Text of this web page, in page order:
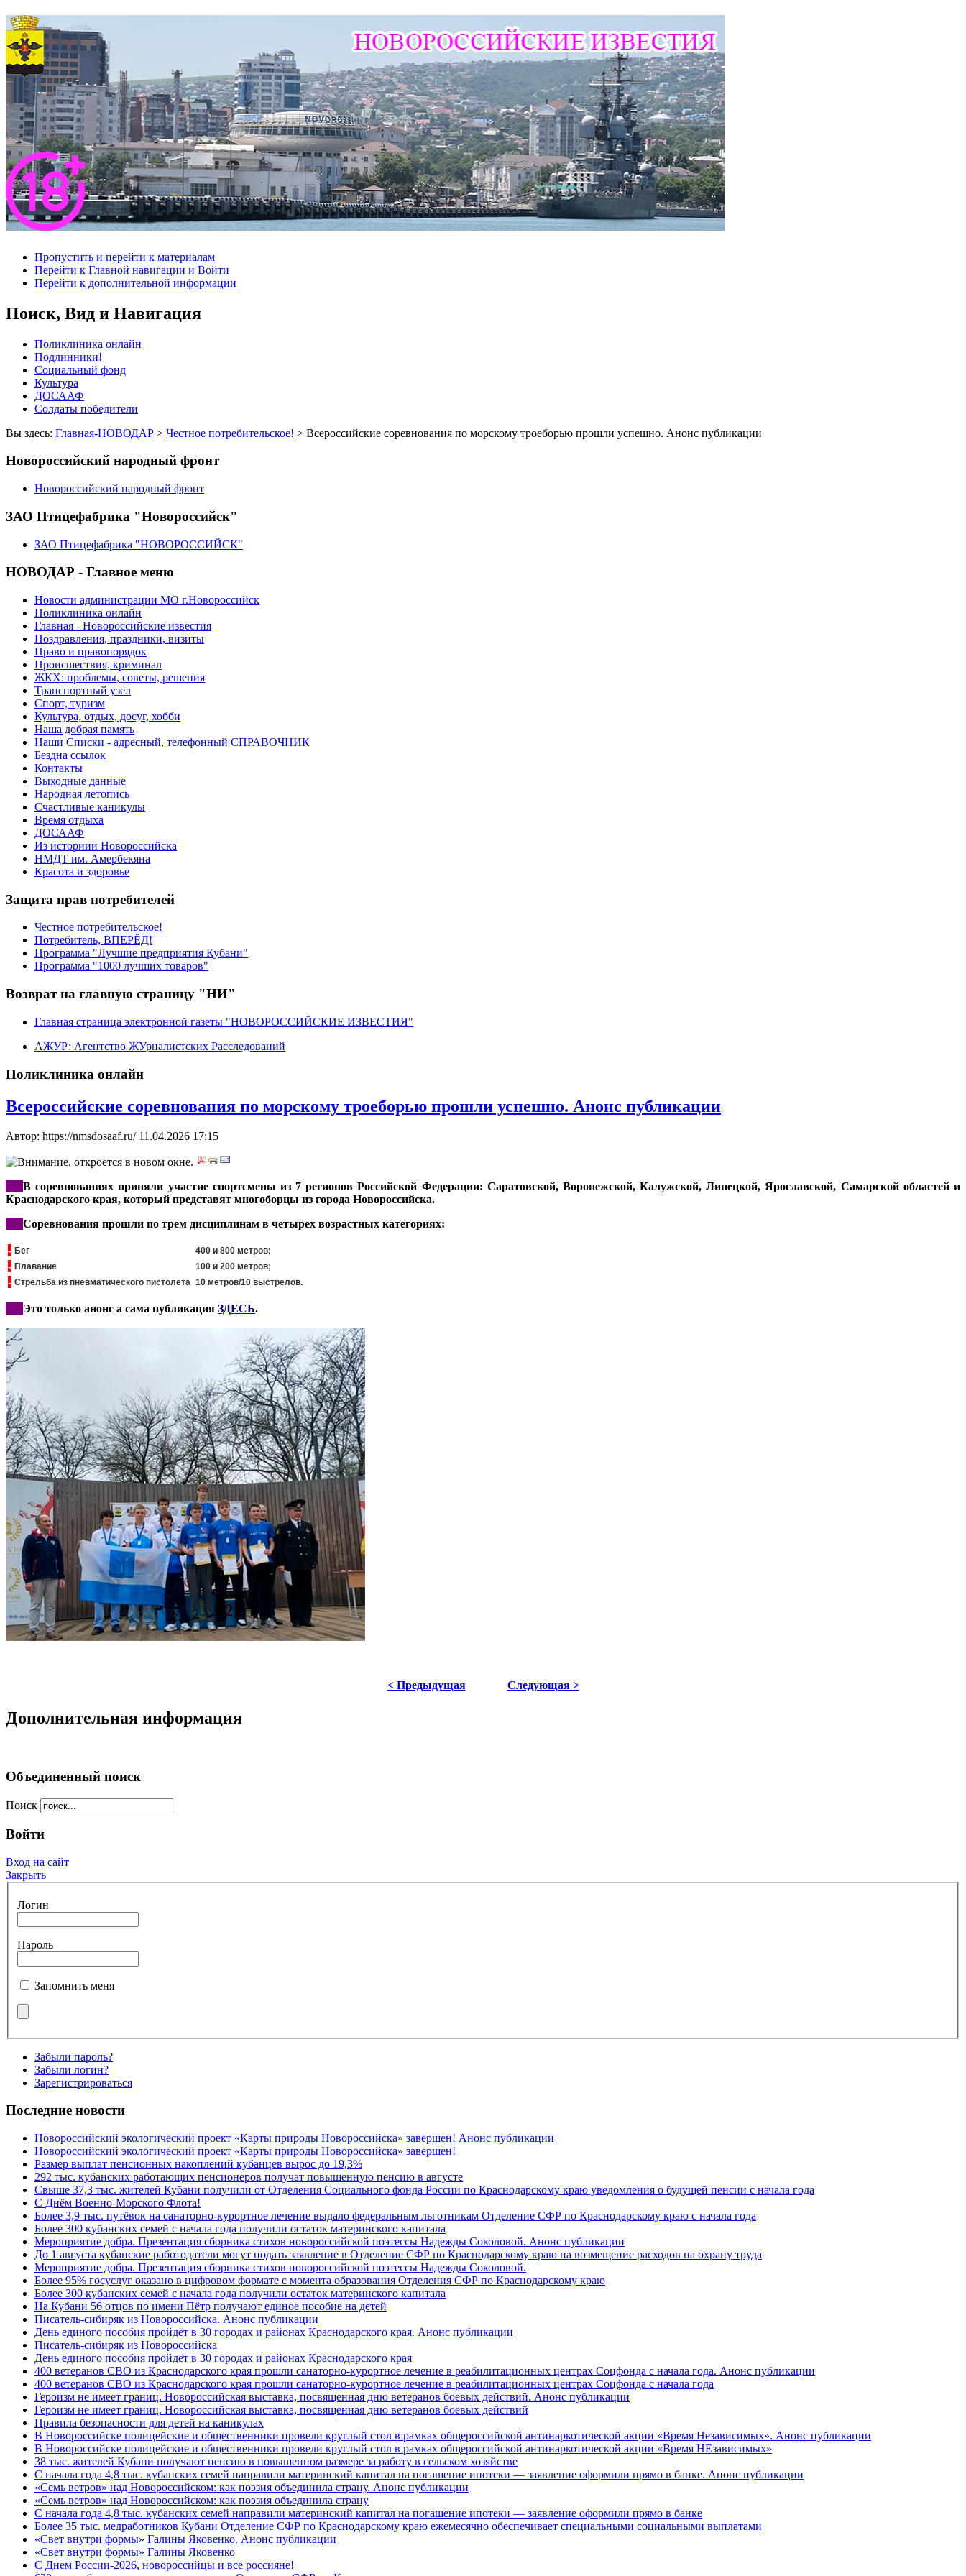
Пропустить и перейти к материалам
Перейти к Главной навигации и Войти
Перейти к дополнительной информации
Поиск, Вид и Навигация
Поликлиника онлайн
Подлинники!
Социальный фонд
Культура
ДОСААФ
Солдаты победители
Вы здесь: Главная-НОВОДАР > Честное потребительское! > Всероссийские соревнования по морскому троеборью прошли успешно. Анонс публикации
Новороссийский народный фронт
Новороссийский народный фронт
ЗАО Птицефабрика "Новороссийск"
ЗАО Птицефабрика "НОВОРОССИЙСК"
НОВОДАР - Главное меню
Новости администрации МО г.Новороссийск
Поликлиника онлайн
Главная - Новороссийские известия
Поздравления, праздники, визиты
Право и правопорядок
Происшествия, криминал
ЖКХ: проблемы, советы, решения
Транспортный узел
Спорт, туризм
Культура, отдых, досуг, хобби
Наша добрая память
Наши Списки - адресный, телефонный СПРАВОЧНИК
Бездна ссылок
Контакты
Выходные данные
Народная летопись
Счастливые каникулы
Время отдыха
ДОСААФ
Из историии Новороссийска
НМДТ им. Амербекяна
Красота и здоровье
Защита прав потребителей
Честное потребительское!
Потребитель, ВПЕРЁД!
Программа "Лучшие предприятия Кубани"
Программа "1000 лучших товаров"
Возврат на главную страницу "НИ"
Главная страница электронной газеты "НОВОРОССИЙСКИЕ ИЗВЕСТИЯ"
АЖУР: Агентство ЖУрналистских Расследований
Поликлиника онлайн
Всероссийские соревнования по морскому троеборью прошли успешно. Анонс публикации
Автор: https://nmsdosaaf.ru/ 11.04.2026 17:15
В соревнованиях приняли участие спортсмены из 7 регионов Российской Федерации: Саратовской, Воронежской, Калужской, Липецкой, Ярославской, Самарской областей и
Краснодарского края, который представят многоборцы из города Новороссийска.
Соревнования прошли по трем дисциплинам в четырех возрастных категориях:
- Бег 400 и 800 метров;
- Плавание 100 и 200 метров;
- Стрельба из пневматического пистолета 10 метров/10 выстрелов.
Это только анонс а сама публикация ЗДЕСЬ.
< Предыдущая Следующая >
Дополнительная информация
Объединенный поиск
Поиск
Войти
Вход на сайт
Закрыть
Логин
Пароль
Запомнить меня
Забыли пароль?
Забыли логин?
Зарегистрироваться
Последние новости
Новороссийский экологический проект «Карты природы Новороссийска» завершен! Анонс публикации
Новороссийский экологический проект «Карты природы Новороссийска» завершен!
Размер выплат пенсионных накоплений кубанцев вырос до 19,3%
292 тыс. кубанских работающих пенсионеров получат повышенную пенсию в августе
Свыше 37,3 тыс. жителей Кубани получили от Отделения Социального фонда России по Краснодарскому краю уведомления о будущей пенсии с начала года
C Днём Военно-Морского Флота!
Более 3,9 тыс. путёвок на санаторно-курортное лечение выдало федеральным льготникам Отделение СФР по Краснодарскому краю с начала года
Более 300 кубанских семей с начала года получили остаток материнского капитала
Мероприятие добра. Презентация сборника стихов новороссийской поэтессы Надежды Соколовой. Анонс публикации
До 1 августа кубанские работодатели могут подать заявление в Отделение СФР по Краснодарскому краю на возмещение расходов на охрану труда
Мероприятие добра. Презентация сборника стихов новороссийской поэтессы Надежды Соколовой.
Более 95% госуслуг оказано в цифровом формате с момента образования Отделения СФР по Краснодарскому краю
Более 300 кубанских семей с начала года получили остаток материнского капитала
На Кубани 56 отцов по имени Пётр получают единое пособие на детей
Писатель-сибиряк из Новороссийска. Анонс публикации
День единого пособия пройдёт в 30 городах и районах Краснодарского края. Анонс публикации
Писатель-сибиряк из Новороссийска
День единого пособия пройдёт в 30 городах и районах Краснодарского края
400 ветеранов СВО из Краснодарского края прошли санаторно-курортное лечение в реабилитационных центрах Соцфонда с начала года. Анонс публикации
400 ветеранов СВО из Краснодарского края прошли санаторно-курортное лечение в реабилитационных центрах Соцфонда с начала года
Героизм не имеет границ. Новороссийская выставка, посвященная дню ветеранов боевых действий. Анонс публикации
Героизм не имеет границ. Новороссийская выставка, посвященная дню ветеранов боевых действий
Правила безопасности для детей на каникулах
В Новороссийске полицейские и общественники провели круглый стол в рамках общероссийской антинаркотической акции «Время Независимых». Анонс публикации
В Новороссийске полицейские и общественники провели круглый стол в рамках общероссийской антинаркотической акции «Время НЕзависимых»
38 тыс. жителей Кубани получают пенсию в повышенном размере за работу в сельском хозяйстве
С начала года 4,8 тыс. кубанских семей направили материнский капитал на погашение ипотеки — заявление оформили прямо в банке. Анонс публикации
«Семь ветров» над Новороссийском: как поэзия объединила страну. Анонс публикации
«Семь ветров» над Новороссийском: как поэзия объединила страну
С начала года 4,8 тыс. кубанских семей направили материнский капитал на погашение ипотеки — заявление оформили прямо в банке
Более 35 тыс. медработников Кубани Отделение СФР по Краснодарскому краю ежемесячно обеспечивает специальными социальными выплатами
«Свет внутри формы» Галины Яковенко. Анонс публикации
«Свет внутри формы» Галины Яковенко
C Днем России-2026, новороссийцы и все россияне!